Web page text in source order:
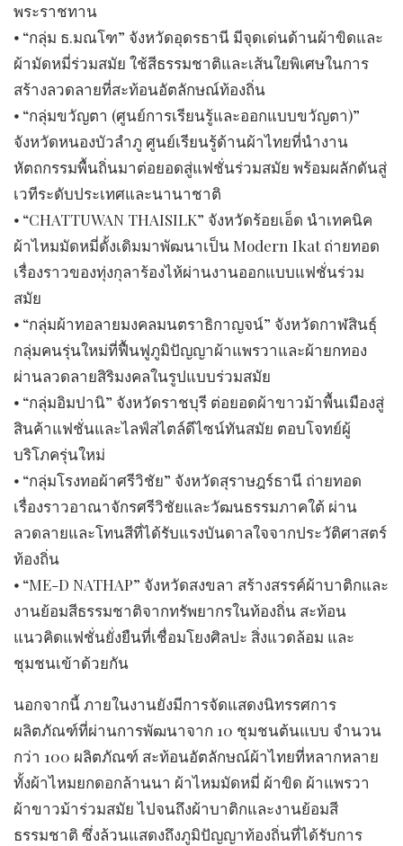
พระราชทาน
⦁ “กลุ่ม ธ.มณโฑ” จังหวัดอุดรธานี มีจุดเด่นด้านผ้าขิดและ
ผ้ามัดหมี่ร่วมสมัย ใช้สีธรรมชาติและเส้นใยพิเศษในการ
สร้างลวดลายที่สะท้อนอัตลักษณ์ท้องถิ่น
⦁ “กลุ่มขวัญตา (ศูนย์การเรียนรู้และออกแบบขวัญตา)”
จังหวัดหนองบัวลำภู ศูนย์เรียนรู้ด้านผ้าไทยที่นำงาน
หัตถกรรมพื้นถิ่นมาต่อยอดสู่แฟชั่นร่วมสมัย พร้อมผลักดันสู่
เวทีระดับประเทศและนานาชาติ
⦁ “CHATTUWAN THAISILK” จังหวัดร้อยเอ็ด นำเทคนิค
ผ้าไหมมัดหมี่ดั้งเดิมมาพัฒนาเป็น Modern Ikat ถ่ายทอด
เรื่องราวของทุ่งกุลาร้องไห้ผ่านงานออกแบบแฟชั่นร่วม
สมัย
⦁ “กลุ่มผ้าทอลายมงคลมนตราธิกาญจน์” จังหวัดกาฬสินธุ์
กลุ่มคนรุ่นใหม่ที่ฟื้นฟูภูมิปัญญาผ้าแพรวาและผ้ายกทอง
ผ่านลวดลายสิริมงคลในรูปแบบร่วมสมัย
⦁ “กลุ่มอิมปานิ” จังหวัดราชบุรี ต่อยอดผ้าขาวม้าพื้นเมืองสู่
สินค้าแฟชั่นและไลฟ์สไตล์ดีไซน์ทันสมัย ตอบโจทย์ผู้
บริโภครุ่นใหม่
⦁ “กลุ่มโรงทอผ้าศรีวิชัย” จังหวัดสุราษฎร์ธานี ถ่ายทอด
เรื่องราวอาณาจักรศรีวิชัยและวัฒนธรรมภาคใต้ ผ่าน
ลวดลายและโทนสีที่ได้รับแรงบันดาลใจจากประวัติศาสตร์
ท้องถิ่น
⦁ “ME-D NATHAP” จังหวัดสงขลา สร้างสรรค์ผ้าบาติกและ
งานย้อมสีธรรมชาติจากทรัพยากรในท้องถิ่น สะท้อน
แนวคิดแฟชั่นยั่งยืนที่เชื่อมโยงศิลปะ สิ่งแวดล้อม และ
ชุมชนเข้าด้วยกัน
นอกจากนี้ ภายในงานยังมีการจัดแสดงนิทรรศการ
ผลิตภัณฑ์ที่ผ่านการพัฒนาจาก 10 ชุมชนต้นแบบ จำนวน
กว่า 100 ผลิตภัณฑ์ สะท้อนอัตลักษณ์ผ้าไทยที่หลากหลาย
ทั้งผ้าไหมยกดอกล้านนา ผ้าไหมมัดหมี่ ผ้าขิด ผ้าแพรวา
ผ้าขาวม้าร่วมสมัย ไปจนถึงผ้าบาติกและงานย้อมสี
ธรรมชาติ ซึ่งล้วนแสดงถึงภูมิปัญญาท้องถิ่นที่ได้รับการ